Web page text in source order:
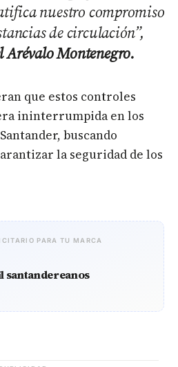
nuestro compromiso
de circulación”,
Arévalo Montenegro.
que estos controles
ininterrumpida en los
buscando
la seguridad de los
PARA TU MARCA
santandereanos